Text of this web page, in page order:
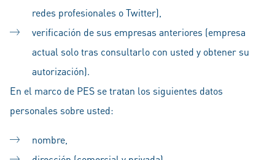
redes profesionales o Twitter),
verificación de sus empresas anteriores (empresa
actual solo tras consultarlo con usted y obtener su
autorización).
En el marco de PES se tratan los siguientes datos
personales sobre usted:
nombre,